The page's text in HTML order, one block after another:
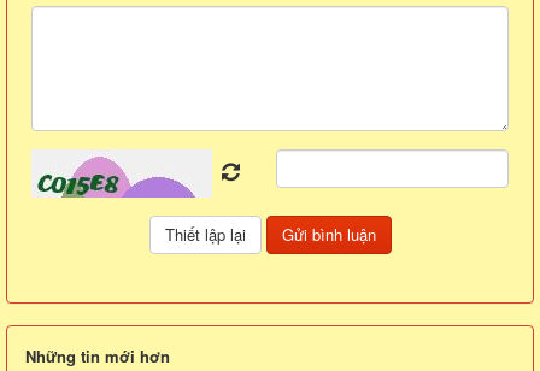
Những tin mới hơn